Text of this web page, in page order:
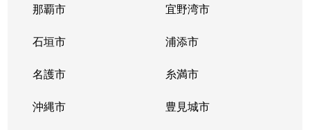
那覇市 宜野湾市
石垣市 浦添市
名護市 糸満市
沖縄市 豊見城市